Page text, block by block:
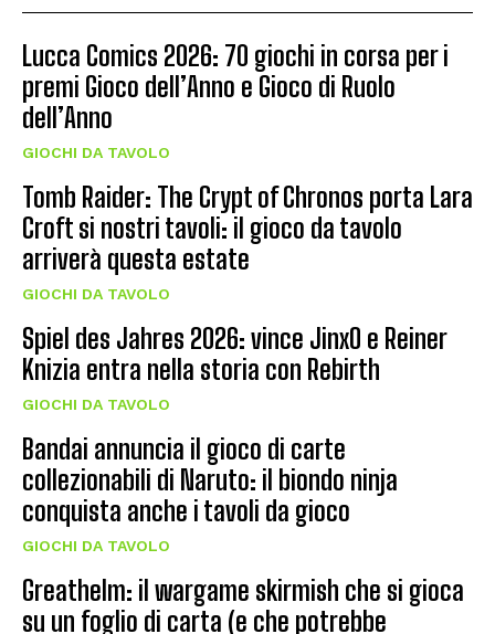
Lucca Comics 2026: 70 giochi in corsa per i
premi Gioco dell’Anno e Gioco di Ruolo
dell’Anno
GIOCHI DA TAVOLO
Tomb Raider: The Crypt of Chronos porta Lara
Croft si nostri tavoli: il gioco da tavolo
arriverà questa estate
GIOCHI DA TAVOLO
Spiel des Jahres 2026: vince JinxO e Reiner
Knizia entra nella storia con Rebirth
GIOCHI DA TAVOLO
Bandai annuncia il gioco di carte
collezionabili di Naruto: il biondo ninja
conquista anche i tavoli da gioco
GIOCHI DA TAVOLO
Greathelm: il wargame skirmish che si gioca
su un foglio di carta (e che potrebbe